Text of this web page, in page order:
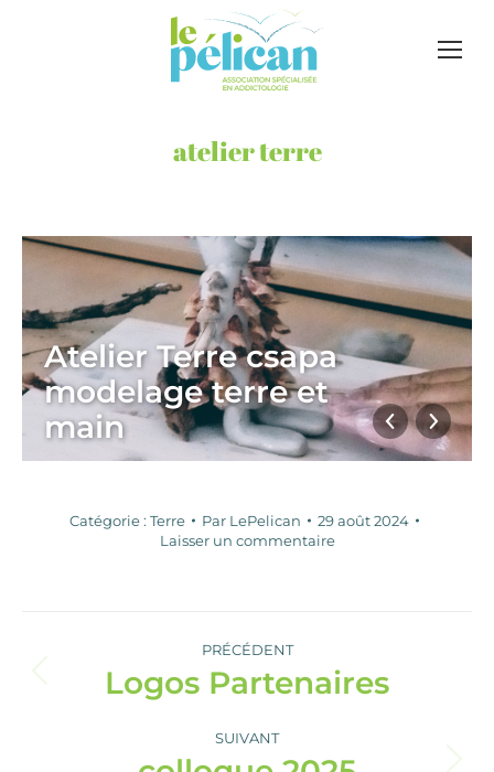
atelier terre
Atelier Terre csapa
modelage terre et
main
Catégorie : Terre Par LePelican
29 août 2024
Laisser un commentaire
PRÉCÉDENT
Album
précédent
Logos Partenaires
SUIVANT
Album